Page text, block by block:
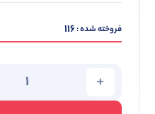
فروخته شده :116